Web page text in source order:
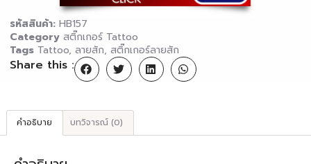
รหัสสินค้า: HB157
Category สติ๊กเกอร์ Tattoo
Tags Tattoo, ลายสัก, สติ๊กเกอร์ลายสัก
Share this :
คำอธิบาย บทวิจารณ์ (0)